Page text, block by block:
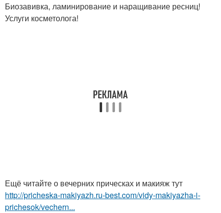
Биозавивка, ламинирование и наращивание ресниц!
Услуги косметолога!
Ещё читайте о вечерних прическах и макияж тут
http://pricheska-makiyazh.ru-best.com/vidy-makiyazha-i-
prichesok/vechern...